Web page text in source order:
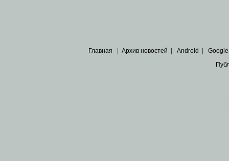
Главная Архив новостей Android Google